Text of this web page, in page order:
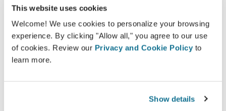
This website uses cookies
Welcome! We use cookies to personalize your browsing
experience. By clicking "Allow all," you agree to our use
of cookies. Review our Privacy and Cookie Policy to
learn more.
Show details
ปลอดภัยและเป็นส่วนตัว